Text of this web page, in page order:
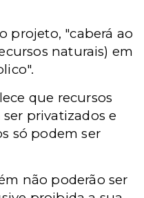
projeto, "caberá ao
naturais) em
que recursos
privatizados e
só podem ser
não poderão ser